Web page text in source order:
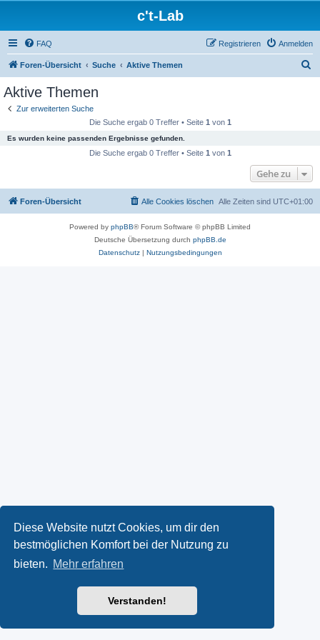
Diese Website nutzt Cookies, um dir den
bestmöglichen Komfort bei der Nutzung zu
bieten. Mehr erfahren
Verstanden!
c't-Lab
FAQ Anmelden
Registrieren
Foren-Übersicht Suche Aktive Themen
Aktive Themen
Zur erweiterten Suche
Die Suche ergab 0 Treffer • Seite 1 von 1
Es wurden keine passenden Ergebnisse gefunden.
Die Suche ergab 0 Treffer • Seite 1 von 1
Gehe zu
Foren-Übersicht Alle Zeiten sind UTC+01:00
Alle Cookies löschen
Powered by phpBB® Forum Software © phpBB Limited
Deutsche Übersetzung durch phpBB.de
Datenschutz| Nutzungsbedingungen